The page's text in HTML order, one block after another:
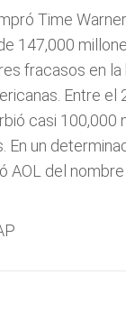
Time
147,000
fracasos en la
Entre el
casi 100,000
En un
AOL del